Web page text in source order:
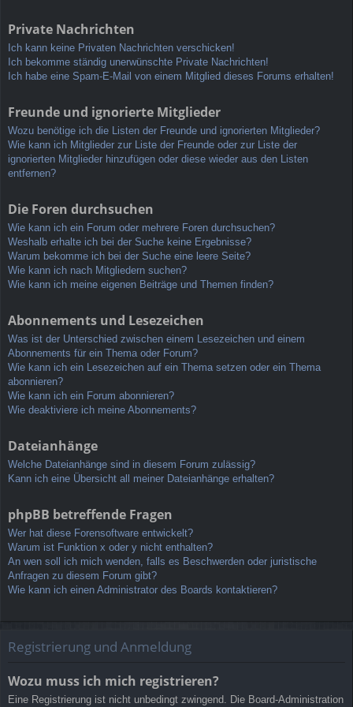
Private Nachrichten
Ich kann keine Privaten Nachrichten verschicken!
Ich bekomme ständig unerwünschte Private Nachrichten!
Ich habe eine Spam-E-Mail von einem Mitglied dieses Forums erhalten!
Freunde und ignorierte Mitglieder
Wozu benötige ich die Listen der Freunde und ignorierten Mitglieder?
Wie kann ich Mitglieder zur Liste der Freunde oder zur Liste der
ignorierten Mitglieder hinzufügen oder diese wieder aus den Listen
entfernen?
Die Foren durchsuchen
Wie kann ich ein Forum oder mehrere Foren durchsuchen?
Weshalb erhalte ich bei der Suche keine Ergebnisse?
Warum bekomme ich bei der Suche eine leere Seite?
Wie kann ich nach Mitgliedern suchen?
Wie kann ich meine eigenen Beiträge und Themen finden?
Abonnements und Lesezeichen
Was ist der Unterschied zwischen einem Lesezeichen und einem
Abonnements für ein Thema oder Forum?
Wie kann ich ein Lesezeichen auf ein Thema setzen oder ein Thema
abonnieren?
Wie kann ich ein Forum abonnieren?
Wie deaktiviere ich meine Abonnements?
Dateianhänge
Welche Dateianhänge sind in diesem Forum zulässig?
Kann ich eine Übersicht all meiner Dateianhänge erhalten?
phpBB betreffende Fragen
Wer hat diese Forensoftware entwickelt?
Warum ist Funktion x oder y nicht enthalten?
An wen soll ich mich wenden, falls es Beschwerden oder juristische
Anfragen zu diesem Forum gibt?
Wie kann ich einen Administrator des Boards kontaktieren?
Registrierung und Anmeldung
Wozu muss ich mich registrieren?
Eine Registrierung ist nicht unbedingt zwingend. Die Board-Administration